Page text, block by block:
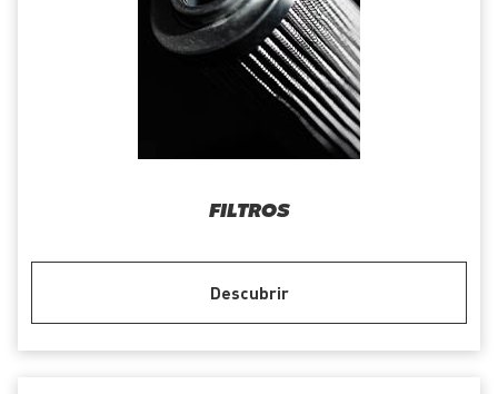
FILTROS
Descubrir